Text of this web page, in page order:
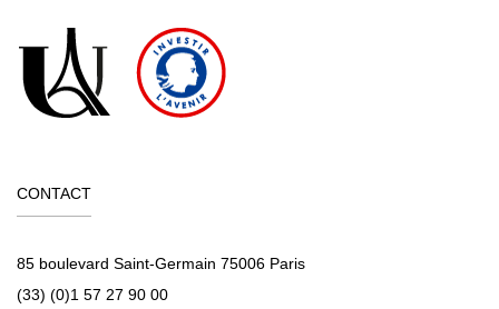
CONTACT
85 boulevard Saint-Germain 75006 Paris
(33) (0)1 57 27 90 00